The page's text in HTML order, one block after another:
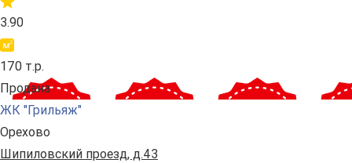
3.90
170 т.р.
Продана
ЖК "Грильяж"
Орехово
Шипиловский проезд, д.43